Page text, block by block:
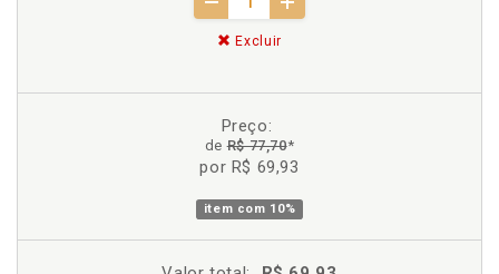
Excluir
Preço:
deR$ 77,70*
por R$ 69,93
item com 10%